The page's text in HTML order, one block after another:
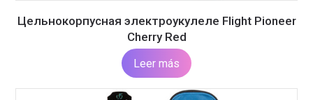
Цельнокорпусная электроукулеле Flight Pioneer
Cherry Red
Leer más